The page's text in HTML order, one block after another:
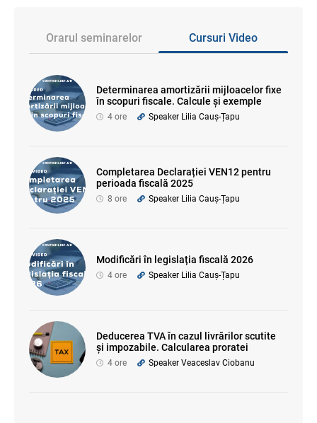
Orarul seminarelor Cursuri Video
Determinarea amortizării mijloacelor fixe
în scopuri fiscale. Calcule și exemple
4 ore Speaker Lilia Cauș-Țapu
Completarea Declarației VEN12 pentru
perioada fiscală 2025
8 ore Speaker Lilia Cauș-Țapu
Modificări în legislația fiscală 2026
4 ore Speaker Lilia Cauș-Țapu
Deducerea TVA în cazul livrărilor scutite
și impozabile. Calcularea proratei
4 ore Speaker Veaceslav Ciobanu